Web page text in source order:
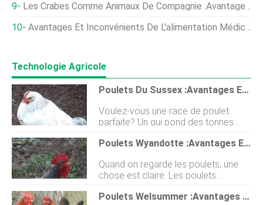
Les Crabes Comme Animaux De Compagnie :avantages Et Inconvénients
Avantages Et Inconvénients De L'alimentation Médicamenteuse Pour Poulets
Technologie Agricole
Poulets Du Sussex :avantages Et Inconvénients
Voulez-vous une race de poulet
parfaite? Un qui pond des tonnes
dœufs, un grand tempérament et qui
se débrouille bien par tous les temps
aux poulets Sussex. Ces poulets
pourraient être la réponse à toutes
ce que vous pensez. Cest
Poulets Wyandotte :avantages Et Inconvénients
Quand on regarde les poulets, une
chose est claire. Les poulets
Wyandotte sont frappants par leur
apparence et leur tempérament.
Poulets Welsummer :avantages Et Inconvénients